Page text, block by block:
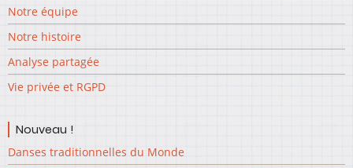
Notre équipe
Notre histoire
Analyse partagée
Vie privée et RGPD
Nouveau !
Danses traditionnelles du Monde